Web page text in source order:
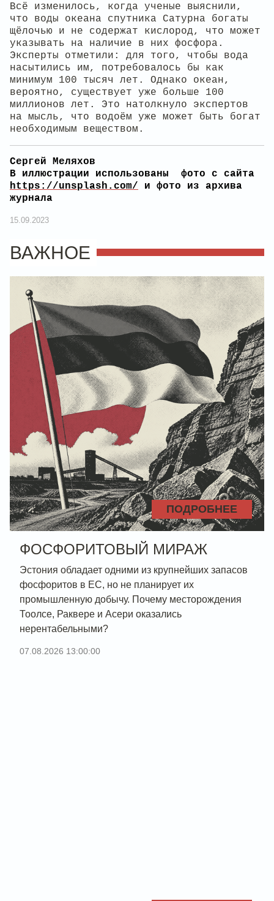
Всё изменилось, когда ученые выяснили,
что воды океана спутника Сатурна богаты
щёлочью и не содержат кислород, что может
указывать на наличие в них фосфора.
Эксперты отметили: для того, чтобы вода
насытились им, потребовалось бы как
минимум 100 тысяч лет. Однако океан,
вероятно, существует уже больше 100
миллионов лет. Это натолкнуло экспертов
на мысль, что водоём уже может быть богат
необходимым веществом.
Сергей Меляхов
В иллюстрации использованы фото с сайта
https://unsplash.com/ и фото из архива
журнала
15.09.2023
ВАЖНОЕ
ПОДРОБНЕЕ
ФОСФОРИТОВЫЙ МИРАЖ
Эстония обладает одними из крупнейших запасов
фосфоритов в ЕС, но не планирует их
промышленную добычу. Почему месторождения
Тоолсе, Раквере и Асери оказались
нерентабельными?
07.08.2026 13:00:00